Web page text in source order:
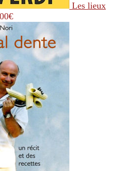
Les lieux
€